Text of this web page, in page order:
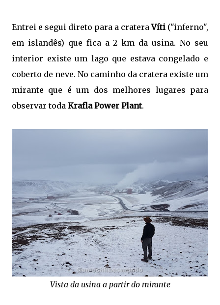
Entrei e segui direto para a crateraVíti ("inferno",
em islandês) que fica a 2 km da usina. No seu
interior existe um lago que estava congelado e
coberto de neve. No caminho da cratera existe um
mirante que é um dos melhores lugares para
observar toda Krafla Power Plant.
Vista da usina a partir do mirante